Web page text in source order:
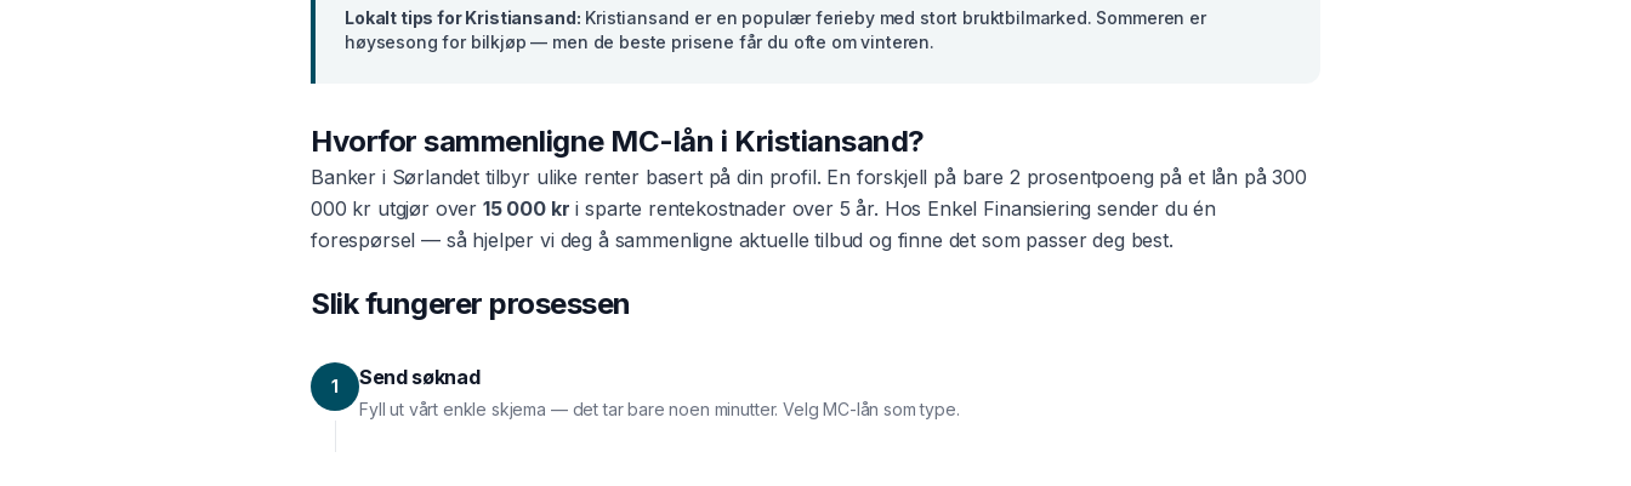
Lokalt tips forKristiansand: Kristiansand er en populær ferieby med stort bruktbilmarked. Sommeren er
høysesong for bilkjøp — men de beste prisene får du ofte om vinteren.
Hvorfor sammenligne MC-lån i Kristiansand?
Banker i Sørlandet tilbyr ulike renter basert på din profil. En forskjell på bare 2 prosentpoeng på et lån på 300
000 kr utgjør over 15 000 kr i sparte rentekostnader over 5 år. Hos Enkel Finansiering sender du én
forespørsel — så hjelper vi deg å sammenligne aktuelle tilbud og finne det som passer deg best.
Slik fungerer prosessen
1 Send søknad
Fyll ut vårt enkle skjema — det tar bare noen minutter. Velg MC-lån som type.